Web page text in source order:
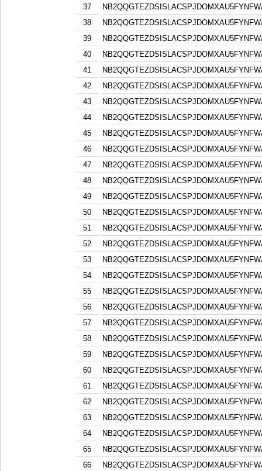
37
38
39
40
41
42
43
44
45
46
47
48
49
50
51
52
53
54
55
56
57
58
59
60
61
62
63
64
65
66